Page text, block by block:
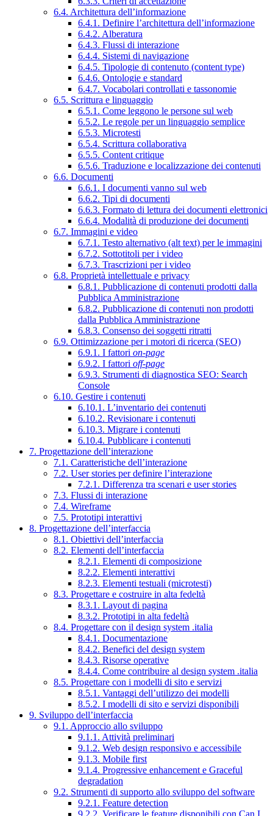
6.4. Architettura dell’informazione
6.4.1. Definire l’architettura dell’informazione
6.4.2. Alberatura
6.4.3. Flussi di interazione
6.4.4. Sistemi di navigazione
6.4.5. Tipologie di contenuto (content type)
6.4.6. Ontologie e standard
6.4.7. Vocabolari controllati e tassonomie
6.5. Scrittura e linguaggio
6.5.1. Come leggono le persone sul web
6.5.2. Le regole per un linguaggio semplice
6.5.3. Microtesti
6.5.4. Scrittura collaborativa
6.5.5. Content critique
6.5.6. Traduzione e localizzazione dei contenuti
6.6. Documenti
6.6.1. I documenti vanno sul web
6.6.2. Tipi di documenti
6.6.3. Formato di lettura dei documenti elettronici
6.6.4. Modalità di produzione dei documenti
6.7. Immagini e video
6.7.1. Testo alternativo (alt text) per le immagini
6.7.2. Sottotitoli per i video
6.7.3. Trascrizioni per i video
6.8. Proprietà intellettuale e privacy
6.8.1. Pubblicazione di contenuti prodotti dalla
Pubblica Amministrazione
6.8.2. Pubblicazione di contenuti non prodotti
dalla Pubblica Amministrazione
6.8.3. Consenso dei soggetti ritratti
6.9. Ottimizzazione per i motori di ricerca (SEO)
6.9.1. I fattori on-page
6.9.2. I fattori off-page
6.9.3. Strumenti di diagnostica SEO: Search
Console
6.10. Gestire i contenuti
6.10.1. L’inventario dei contenuti
6.10.2. Revisionare i contenuti
6.10.3. Migrare i contenuti
6.10.4. Pubblicare i contenuti
7. Progettazione dell’interazione
7.1. Caratteristiche dell’interazione
7.2. User stories per definire l’interazione
7.2.1. Differenza tra scenari e user stories
7.3. Flussi di interazione
7.4. Wireframe
7.5. Prototipi interattivi
8. Progettazione dell’interfaccia
8.1. Obiettivi dell’interfaccia
8.2. Elementi dell’interfaccia
8.2.1. Elementi di composizione
8.2.2. Elementi interattivi
8.2.3. Elementi testuali (microtesti)
8.3. Progettare e costruire in alta fedeltà
8.3.1. Layout di pagina
8.3.2. Prototipi in alta fedeltà
8.4. Progettare con il design system .italia
8.4.1. Documentazione
8.4.2. Benefici del design system
8.4.3. Risorse operative
8.4.4. Come contribuire al design system .italia
8.5. Progettare con i modelli di sito e servizi
8.5.1. Vantaggi dell’utilizzo dei modelli
8.5.2. I modelli di sito e servizi disponibili
9. Sviluppo dell’interfaccia
9.1. Approccio allo sviluppo
9.1.1. Attività preliminari
9.1.2. Web design responsivo e accessibile
9.1.3. Mobile first
9.1.4. Progressive enhancement e Graceful
degradation
9.2. Strumenti di supporto allo sviluppo del software
9.2.1. Feature detection
9.2.2. Verificare le feature disponibili con Can I